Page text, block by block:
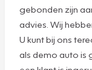
gebonden zijn
advies. Wij
U kunt bij ons
als demo auto is